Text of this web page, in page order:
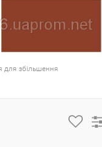
для збільшення